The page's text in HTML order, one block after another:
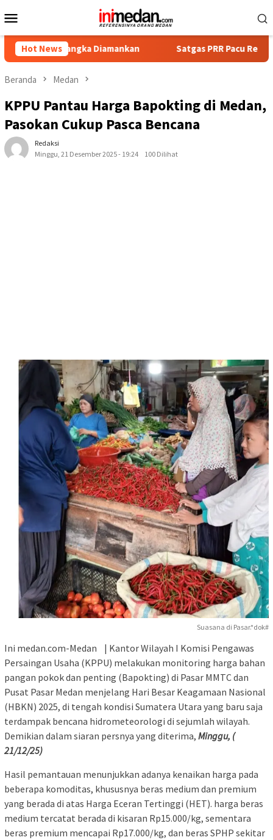
ke
Mobile
Hot News
Diamankan Satgas PRR Pacu Realisasi Tambahan
Beranda Medan
KPPU Pantau Harga Bapokting di Medan,
Pasokan Cukup Pasca Bencana
Redaksi
Minggu, 21 Desember 2025 - 19:24
100 Dilihat
Suasana di Pasar.*dok#
Ini medan.com-Medan | Kantor Wilayah I Komisi Pengawas
Persaingan Usaha (KPPU) melakukan monitoring harga bahan
pangan pokok dan penting (Bapokting) di Pasar MMTC dan
Pusat Pasar Medan menjelang Hari Besar Keagamaan Nasional
(HBKN) 2025, di tengah kondisi Sumatera Utara yang baru saja
terdampak bencana hidrometeorologi di sejumlah wilayah.
Demikian dalam siaran persnya yang diterima, Minggu, (
21/12/25)
Hasil pemantauan menunjukkan adanya kenaikan harga pada
beberapa komoditas, khususnya beras medium dan premium
yang berada di atas Harga Eceran Tertinggi (HET). harga beras
medium tercatat berada di kisaran Rp15.000/kg, sementara
beras premium mencapai Rp17.000/kg, dan beras SPHP sekitar